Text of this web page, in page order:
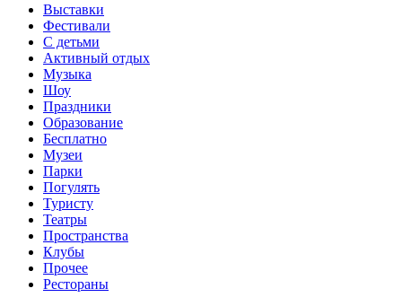
Выставки
Фестивали
С детьми
Активный отдых
Музыка
Шоу
Праздники
Образование
Бесплатно
Музеи
Парки
Погулять
Туристу
Театры
Пространства
Клубы
Прочее
Рестораны